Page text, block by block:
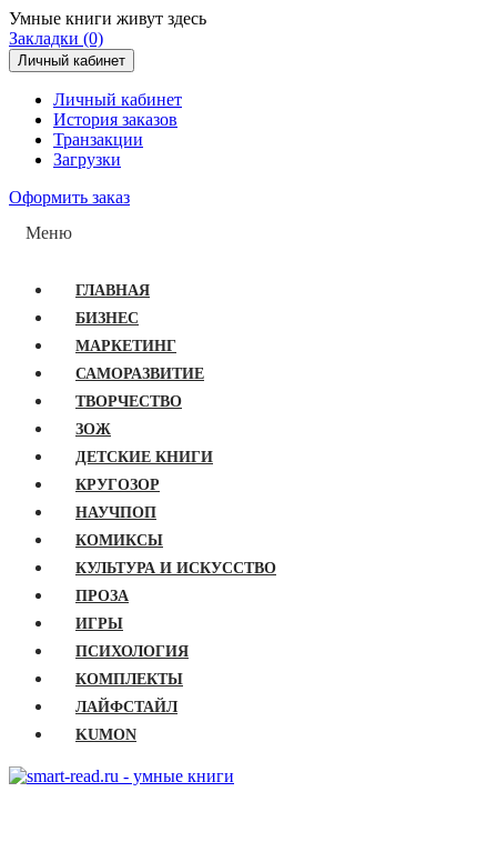
Умные книги живут здесь
Закладки (0)
Личный кабинет
Личный кабинет
История заказов
Транзакции
Загрузки
Оформить заказ
Меню
ГЛАВНАЯ
БИЗНЕС
МАРКЕТИНГ
САМОРАЗВИТИЕ
ТВОРЧЕСТВО
ЗОЖ
ДЕТСКИЕ КНИГИ
КРУГОЗОР
НАУЧПОП
КОМИКСЫ
КУЛЬТУРА И ИСКУССТВО
ПРОЗА
ИГРЫ
ПСИХОЛОГИЯ
КОМПЛЕКТЫ
ЛАЙФСТАЙЛ
KUMON